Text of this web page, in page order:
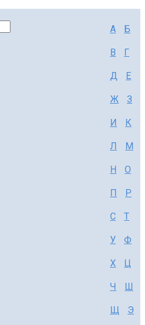
А Б
В Г
Д Е
Ж З
И К
Л М
Н О
П Р
С Т
У Ф
Х Ц
Ч Ш
Щ Э